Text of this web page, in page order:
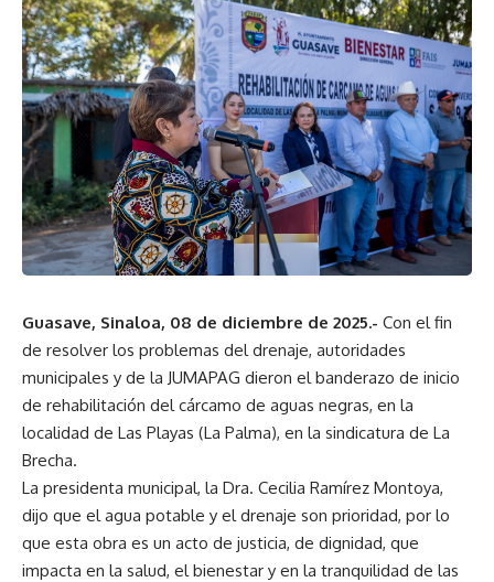
Guasave, Sinaloa, 08 de diciembre de 2025.- Con el fin
de resolver los problemas del drenaje, autoridades
municipales y de la JUMAPAG dieron el banderazo de inicio
de rehabilitación del cárcamo de aguas negras, en la
localidad de Las Playas (La Palma), en la sindicatura de La
Brecha.
La presidenta municipal, la Dra. Cecilia Ramírez Montoya,
dijo que el agua potable y el drenaje son prioridad, por lo
que esta obra es un acto de justicia, de dignidad, que
impacta en la salud, el bienestar y en la tranquilidad de las